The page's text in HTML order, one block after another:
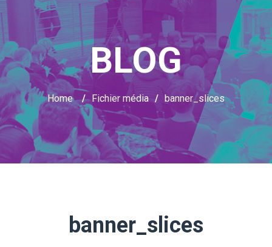
BLOG
Home / Fichier média / banner_slices
banner_slices